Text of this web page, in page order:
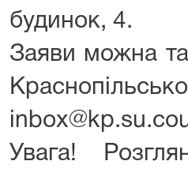
будинок, 4.
Заяви можна
Увага!